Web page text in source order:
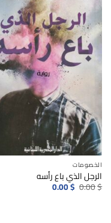
الخصومات
الرجل الذي باع رأسه
0.00$ السعر
الأصلي
0.00$ السعر
الحالي